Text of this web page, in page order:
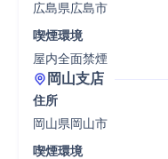
広島県広島市
喫煙環境
屋内全面禁煙
岡山支店
住所
岡山県岡山市
喫煙環境